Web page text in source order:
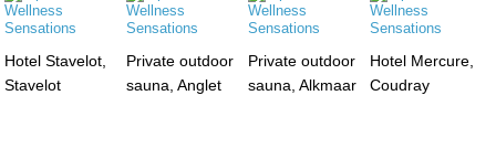
Hotel Stavelot,
Stavelot
Private outdoor
sauna, Anglet
Private outdoor
sauna, Alkmaar
Hotel Mercure,
Coudray